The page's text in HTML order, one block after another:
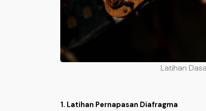
Latihan
1. Latihan Pernapasan Diafragma